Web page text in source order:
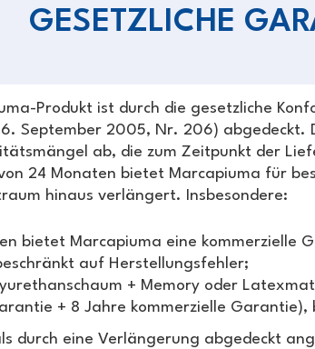
GESETZLICHE
Produkt ist durch die gesetzliche
September 2005, Nr. 206) abgedeckt.
ab, die zum Zeitpunkt der
24 Monaten bietet Marcapiuma für
hinaus verlängert. Insbesondere:
bietet Marcapiuma eine kommerzielle
auf Herstellungsfehler;
+ Memory oder
+ 8 Jahre kommerzielle
durch eine Verlängerung abgedeckt